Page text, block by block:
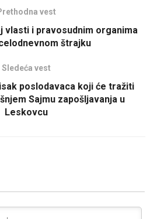
vest
vlasti i pravosudnim organima
štrajku
Sledeća vest
poslodavaca koji će tražiti
Sajmu zapošljavanja u
Leskovcu